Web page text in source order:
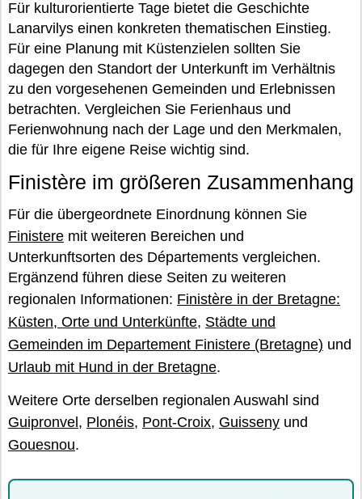
Für kulturorientierte Tage bietet die Geschichte
Lanarvilys einen konkreten thematischen Einstieg.
Für eine Planung mit Küstenzielen sollten Sie
dagegen den Standort der Unterkunft im Verhältnis
zu den vorgesehenen Gemeinden und Erlebnissen
betrachten. Vergleichen Sie Ferienhaus und
Ferienwohnung nach der Lage und den Merkmalen,
die für Ihre eigene Reise wichtig sind.
Finistère im größeren Zusammenhang
Für die übergeordnete Einordnung können Sie
Finistere mit weiteren Bereichen und
Unterkunftsorten des Départements vergleichen.
Ergänzend führen diese Seiten zu weiteren
regionalen Informationen: Finistère in der Bretagne:
Küsten, Orte und Unterkünfte, Städte und
Gemeinden im Departement Finistere (Bretagne) und
Urlaub mit Hund in der Bretagne.
Weitere Orte derselben regionalen Auswahl sind
Guipronvel, Plonéis, Pont-Croix, Guisseny und
Gouesnou.